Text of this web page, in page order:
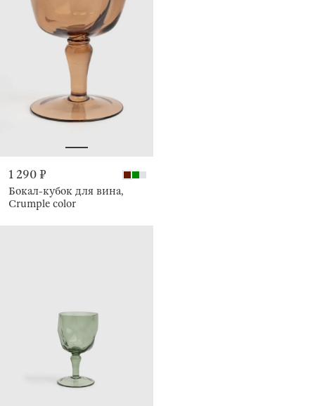
1 290 ₽
Бокал-кубок для вина,
Crumple color